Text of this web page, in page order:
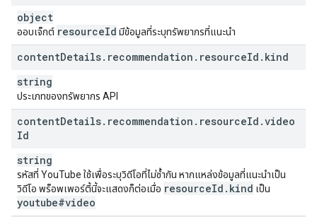
object
ออบเจ็กต์ resourceId มีข้อมูลที่ระบุทรัพยากรที่แนะนำ
contentDetails. recommendation . resourceId . kind
string
ประเภทของทรัพยากร API
contentDetails. recommendation . resourceId .video
Id
string
รหัสที่ YouTube ใช้เพื่อระบุวิดีโอที่ไม่ซ้ำกัน หากแหล่งข้อมูลที่แนะนำเป็น
วิดีโอ พร็อพเพอร์ตี้นี้จะแสดงก็ต่อเมื่อ resourceId . kind เป็น
youtube#video